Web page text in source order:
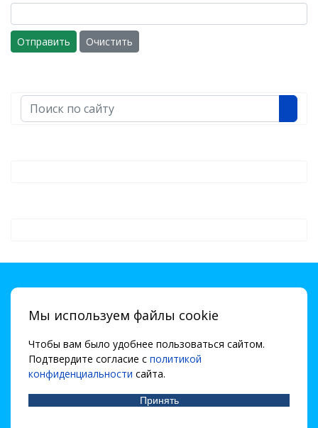
Отправить Очистить
Поиск
Мы используем файлы cookie
Чтобы вам было удобнее пользоваться сайтом.
Подтвердите согласие с политикой
конфиденциальности сайта.
Принять